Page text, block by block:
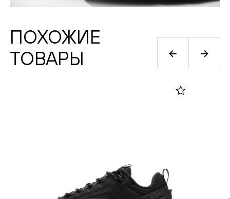
ПОХОЖИЕ
ТОВАРЫ